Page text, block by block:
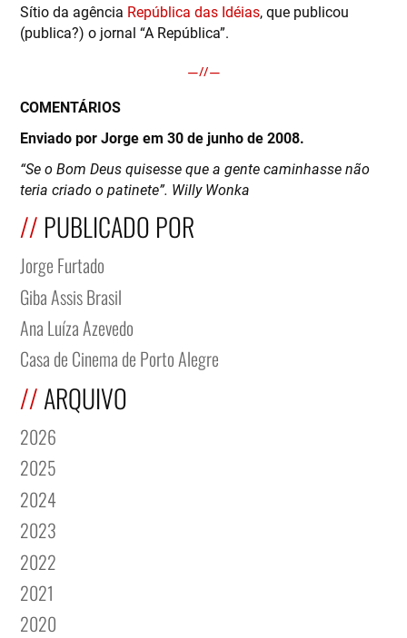
Sítio da agência República das Idéias, que publicou
(publica?) o jornal “A República”.
COMENTÁRIOS
Enviado por Jorge em 30 de junho de 2008.
“Se o Bom Deus quisesse que a gente caminhasse não
teria criado o patinete”. Willy Wonka
PUBLICADO POR
Jorge Furtado
Giba Assis Brasil
Ana Luíza Azevedo
Casa de Cinema de Porto Alegre
ARQUIVO
2026
2025
2024
2023
2022
2021
2020